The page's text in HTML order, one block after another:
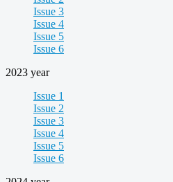
Issue 3
Issue 4
Issue 5
Issue 6
2023 year
Issue 1
Issue 2
Issue 3
Issue 4
Issue 5
Issue 6